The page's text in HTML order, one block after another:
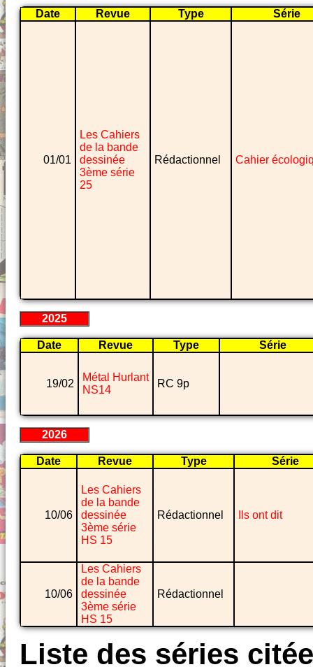
Date Revue Type Série
01/01
Les Cahiers
de la bande
dessinée
3ème série
25
Rédactionnel Cahier
2025
Date Revue Type Série
19/02
Métal Hurlant
NS14
RC 9p
2026
Date Revue Type Série
10/06
Les Cahiers
de la bande
dessinée
3ème série
HS 15
Rédactionnel Ils ont dit
10/06
Les Cahiers
de la bande
dessinée
3ème série
HS 15
Rédactionnel
Liste des séries